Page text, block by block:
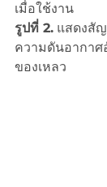
เมื่อใช้งาน
รูปที่ 2. แสดงสั
ความดันอากาศ
ของเหลว